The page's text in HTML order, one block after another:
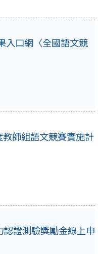
入口網〈全國語文競
師組語文競賽實施計
認證測驗獎勵金線上申